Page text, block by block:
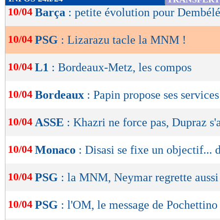
de
OK
10/04 Barça : petite évolution pour Dembélé
10/04 PSG : Lizarazu tacle la MNM !
10/04 L1 : Bordeaux-Metz, les compos
10/04 Bordeaux : Papin propose ses services
10/04 ASSE : Khazri ne force pas, Dupraz
10/04 Monaco : Disasi se fixe un objectif...
10/04 PSG : la MNM, Neymar regrette aussi
10/04 PSG : l'OM, le message de Pochettino